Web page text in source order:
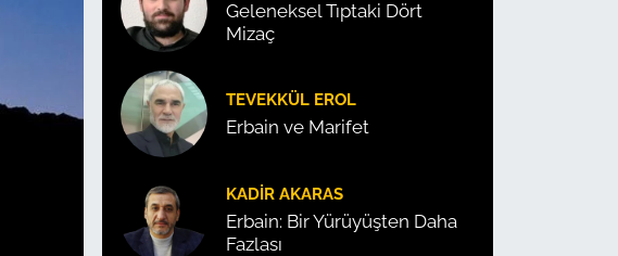
Geleneksel Tıptaki Dört
Mizaç
TEVEKKÜL EROL
Erbain ve Marifet
KADIR AKARAS
Erbain: Bir Yürüyüşten Daha
Fazlası